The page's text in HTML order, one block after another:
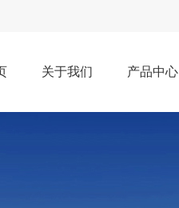
关于我们 产品中心